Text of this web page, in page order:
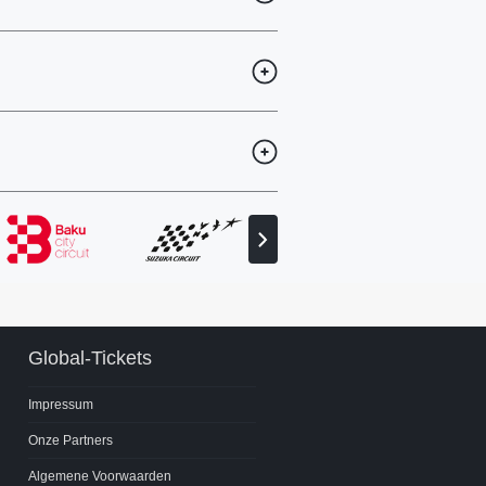
Volgende
partner
Global-Tickets
Impressum
Onze Partners
Algemene Voorwaarden